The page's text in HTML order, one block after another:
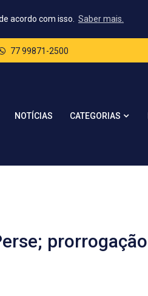
acordo com isso. Saber mais.
77 99871-2500
NOTÍCIAS CATEGORIAS
prorrogação